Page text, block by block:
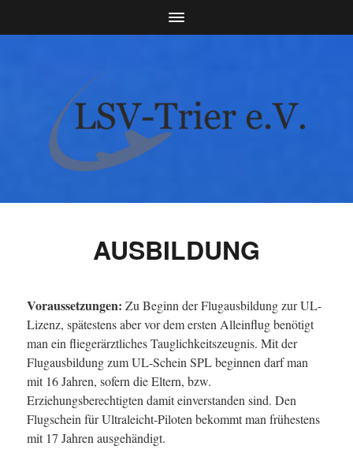
AUSBILDUNG
Voraussetzungen: Zu Beginn der Flugausbildung zur UL-
Lizenz, spätestens aber vor dem ersten Alleinflug benötigt
man ein fliegerärztliches Tauglichkeitszeugnis. Mit der
Flugausbildung zum UL-Schein SPL beginnen darf man
mit 16 Jahren, sofern die Eltern, bzw.
Erziehungsberechtigten damit einverstanden sind. Den
Flugschein für Ultraleicht-Piloten bekommt man frühestens
mit 17 Jahren ausgehändigt.